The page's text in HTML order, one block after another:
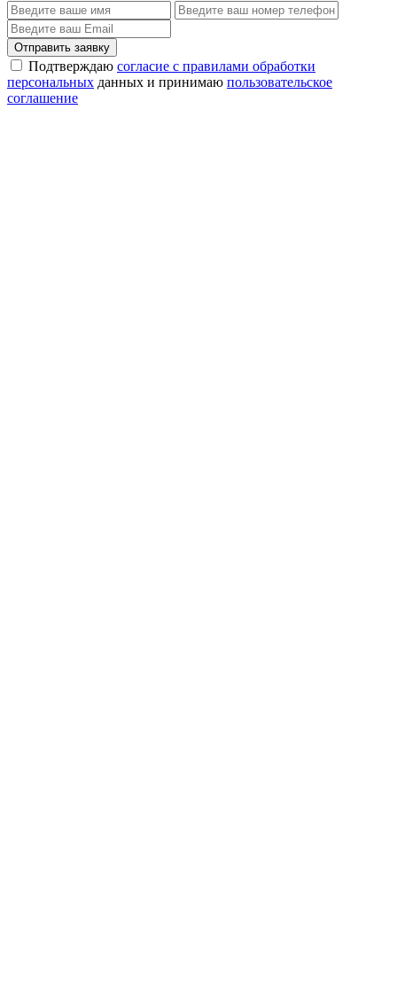
Отправить заявку
Подтверждаю согласие с правилами обработки
персональных данных и принимаю пользовательское
соглашение